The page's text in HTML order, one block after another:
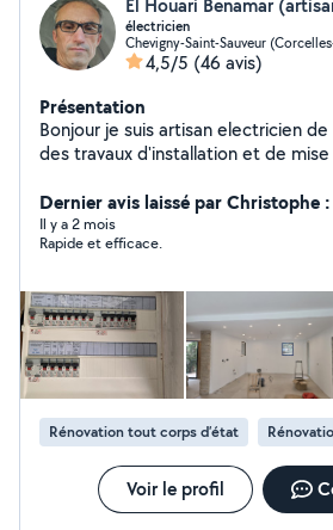
El Houari Benamar
électricien
Chevigny-Saint-Sauveur
4,5/5 (46 avis)
Présentation
Bonjour je suis artisan electricien de bâtiment je réalise
des travaux d'installation et de
domestique, tertiaire selon les
peut câbler et raccorder des
tension (téléphonie, informatique,
maintenance, et mise en normes
électriques
Dernier avis laissé par Christophe
Il y a 2 mois
Rapide et efficace.
Rénovation tout corps d’état
Voir le profil